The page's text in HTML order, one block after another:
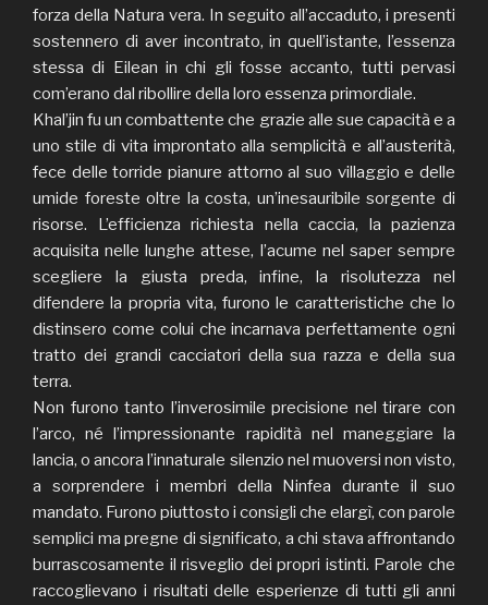
forza della Natura vera. In seguito all’accaduto, i presenti
sostennero di aver incontrato, in quell’istante, l’essenza
stessa di Eilean in chi gli fosse accanto, tutti pervasi
com’erano dal ribollire della loro essenza primordiale.
Khal’jin fu un combattente che grazie alle sue capacità e a
uno stile di vita improntato alla semplicità e all’austerità,
fece delle torride pianure attorno al suo villaggio e delle
umide foreste oltre la costa, un’inesauribile sorgente di
risorse. L’efficienza richiesta nella caccia, la pazienza
acquisita nelle lunghe attese, l’acume nel saper sempre
scegliere la giusta preda, infine, la risolutezza nel
difendere la propria vita, furono le caratteristiche che lo
distinsero come colui che incarnava perfettamente ogni
tratto dei grandi cacciatori della sua razza e della sua
terra.
Non furono tanto l’inverosimile precisione nel tirare con
l’arco, né l’impressionante rapidità nel maneggiare la
lancia, o ancora l’innaturale silenzio nel muoversi non visto,
a sorprendere i membri della Ninfea durante il suo
mandato. Furono piuttosto i consigli che elargì, con parole
semplici ma pregne di significato, a chi stava affrontando
burrascosamente il risveglio dei propri istinti. Parole che
raccoglievano i risultati delle esperienze di tutti gli anni